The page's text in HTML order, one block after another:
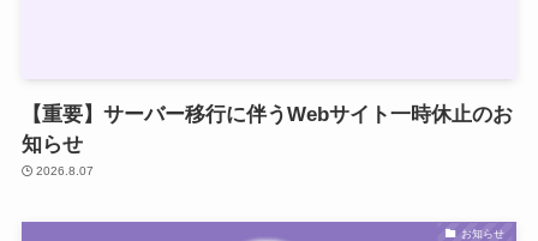
【重要】サーバー移行に伴うWebサイト一時休止のお
知らせ
2026.8.07
お知らせ